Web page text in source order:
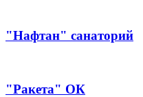
"Нафтан" санаторий
"Ракета" ОК